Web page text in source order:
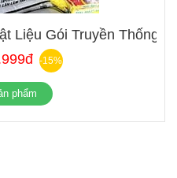
Liệu Gói Truyền Thống
-15%
phẩm